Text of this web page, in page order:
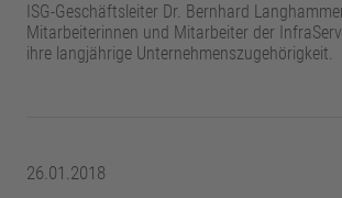
ISG-Geschäftsleiter Dr. Bernhard
Mitarbeiterinnen und Mitarbeiter der
ihre langjährige Unternehmenszugehörigkeit.
26.01.2018